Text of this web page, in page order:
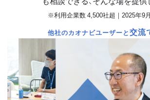
※利用企業数 4,500社超｜2025年9
他社のカオナビユーザーと交流